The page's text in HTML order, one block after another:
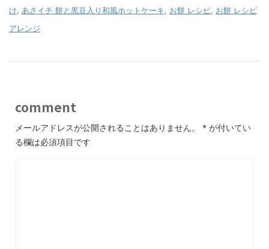
け あさイチ 餅と黒豆入り和風ホットケーキ お餅 レシピ お餅 レシピ
アレンジ
comment
メールアドレスが公開されることはありません。 * が付いてい
る欄は必須項目です